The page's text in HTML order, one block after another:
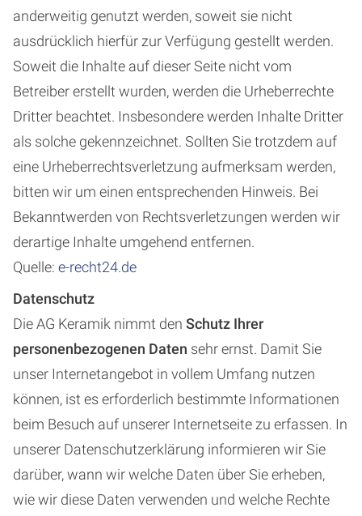
anderweitig genutzt werden, soweit sie nicht
ausdrücklich hierfür zur Verfügung gestellt werden.
Soweit die Inhalte auf dieser Seite nicht vom
Betreiber erstellt wurden, werden die Urheberrechte
Dritter beachtet. Insbesondere werden Inhalte Dritter
als solche gekennzeichnet. Sollten Sie trotzdem auf
eine Urheberrechtsverletzung aufmerksam werden,
bitten wir um einen entsprechenden Hinweis. Bei
Bekanntwerden von Rechtsverletzungen werden wir
derartige Inhalte umgehend entfernen.
Quelle: e-recht24.de
Datenschutz
Die AG Keramik nimmt den Schutz Ihrer
personenbezogenen Daten sehr ernst. Damit Sie
unser Internetangebot in vollem Umfang nutzen
können, ist es erforderlich bestimmte Informationen
beim Besuch auf unserer Internetseite zu erfassen. In
unserer Datenschutzerklärung informieren wir Sie
darüber, wann wir welche Daten über Sie erheben,
wie wir diese Daten verwenden und welche Rechte